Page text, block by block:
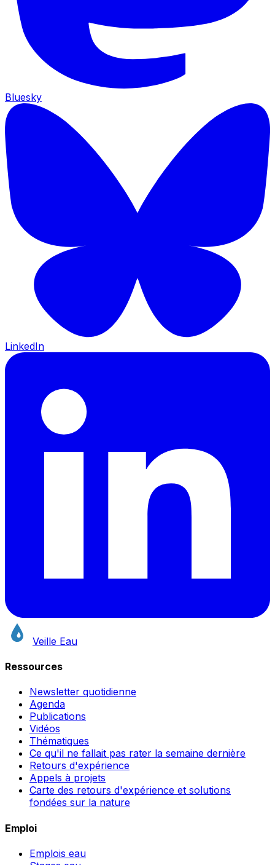
Bluesky
LinkedIn
Veille Eau
Ressources
Newsletter quotidienne
Agenda
Publications
Vidéos
Thématiques
Ce qu'il ne fallait pas rater la semaine dernière
Retours d'expérience
Appels à projets
Carte des retours d'expérience et solutions
fondées sur la nature
Emploi
Emplois eau